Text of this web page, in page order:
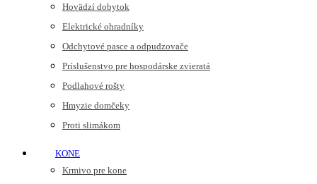
Hovädzí dobytok
Elektrické ohradníky
Odchytové pasce a odpudzovače
Príslušenstvo pre hospodárske zvieratá
Podlahové rošty
Hmyzie domčeky
Proti slimákom
KONE
Krmivo pre kone